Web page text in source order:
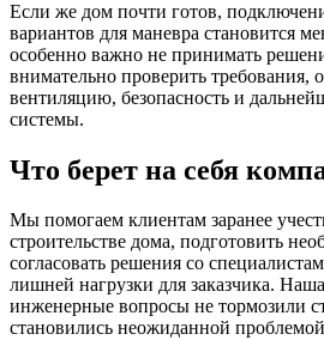
Если же дом почти готов,
вариантов для маневра становится
особенно важно не принимать
внимательно проверить требования,
вентиляцию, безопасность и
системы.
Что берет на себя
Мы помогаем клиентам заранее
строительстве дома, подготовить
согласовать решения со
лишней нагрузки для заказчика.
инженерные вопросы не тормозили
становились неожиданной